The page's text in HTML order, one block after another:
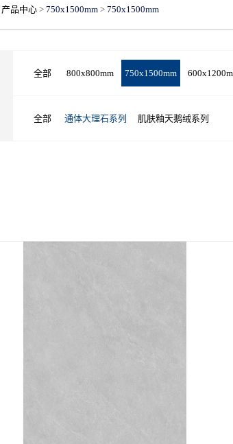
产品中心 >750x1500mm >750x1500mm
全部 800x800mm 750x1500mm
全部 通体大理石系列 肌肤釉天鹅绒系列